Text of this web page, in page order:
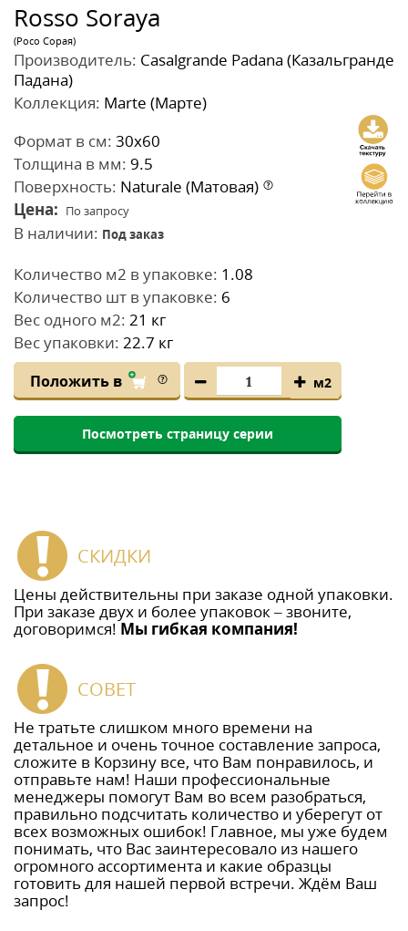
Rosso Soraya
(Росо Сорая)
Производитель: Casalgrande Padana (Казальгранде
Падана)
Коллекция: Marte (Марте)
Формат в см: 30x60
Толщина в мм: 9.5
Поверхность: Naturale (Матовая)
Цена: По запросу
В наличии: Под заказ
Количество м2 в упаковке: 1.08
Количество шт в упаковке: 6
Вес одного м2: 21 кг
Вес упаковки: 22.7 кг
Положить в м2
Посмотреть страницу серии
СКИДКИ
Цены действительны при заказе одной упаковки.
При заказе двух и более упаковок – звоните,
договоримся! Мы гибкая компания!
СОВЕТ
Не тратьте слишком много времени на
детальное и очень точное составление запроса,
сложите в Корзину все, что Вам понравилось, и
отправьте нам! Наши профессиональные
менеджеры помогут Вам во всем разобраться,
правильно подсчитать количество и уберегут от
всех возможных ошибок! Главное, мы уже будем
понимать, что Вас заинтересовало из нашего
огромного ассортимента и какие образцы
готовить для нашей первой встречи. Ждём Ваш
запрос!